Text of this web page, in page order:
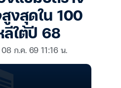
งสุดใน 100
ลีใต้ปี 68
08 ก.ค. 69 11:16 น.